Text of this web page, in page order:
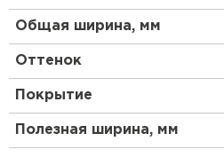
Общая ширина, мм
Оттенок
Покрытие
Полезная ширина, мм